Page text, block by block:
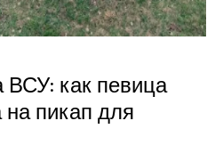
ВСУ: как певица
на пикап для